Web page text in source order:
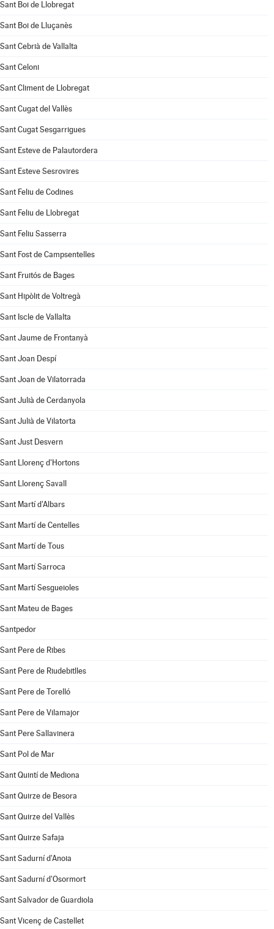
Sant Boi de Llobregat
Sant Boi de Lluçanès
Sant Cebrià de Vallalta
Sant Celoni
Sant Climent de Llobregat
Sant Cugat del Vallès
Sant Cugat Sesgarrigues
Sant Esteve de Palautordera
Sant Esteve Sesrovires
Sant Feliu de Codines
Sant Feliu de Llobregat
Sant Feliu Sasserra
Sant Fost de Campsentelles
Sant Fruitós de Bages
Sant Hipòlit de Voltregà
Sant Iscle de Vallalta
Sant Jaume de Frontanyà
Sant Joan Despí
Sant Joan de Vilatorrada
Sant Julià de Cerdanyola
Sant Julià de Vilatorta
Sant Just Desvern
Sant Llorenç d'Hortons
Sant Llorenç Savall
Sant Martí d'Albars
Sant Martí de Centelles
Sant Martí de Tous
Sant Martí Sarroca
Sant Martí Sesgueioles
Sant Mateu de Bages
Santpedor
Sant Pere de Ribes
Sant Pere de Riudebitlles
Sant Pere de Torelló
Sant Pere de Vilamajor
Sant Pere Sallavinera
Sant Pol de Mar
Sant Quintí de Mediona
Sant Quirze de Besora
Sant Quirze del Vallès
Sant Quirze Safaja
Sant Sadurní d'Anoia
Sant Sadurní d'Osormort
Sant Salvador de Guardiola
Sant Vicenç de Castellet